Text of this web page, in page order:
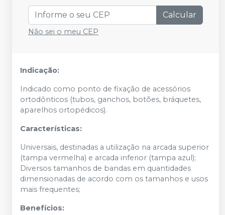
Calcular
Não sei o meu CEP
Indicação:
Indicado como ponto de fixação de acessórios
ortodônticos (tubos, ganchos, botões, bráquetes,
aparelhos ortopédicos).
Características:
Universais, destinadas a utilização na arcada superior
(tampa vermelha) e arcada inferior (tampa azul);
Diversos tamanhos de bandas em quantidades
dimensionadas de acordo com os tamanhos e usos
mais frequentes;
Benefícios: